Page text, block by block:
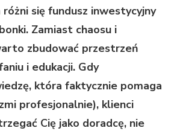
EDUKACJĘ
SPRAWIĆ,
KLIENCI
SAMI
KUPOWAĆ
różni się fundusz inwestycyjny
Zamiast chaosu i
zbudować przestrzeń
i edukacji. Gdy
która faktycznie pomaga
profesjonalnie), klienci
Cię jako doradcę, nie